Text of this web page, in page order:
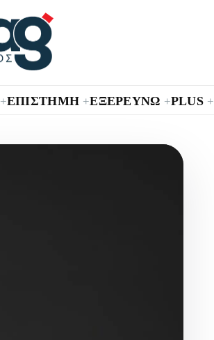
+ΕΠΙΣΤΗΜΗ +ΕΞΕΡΕΥΝΩ +PLUS +